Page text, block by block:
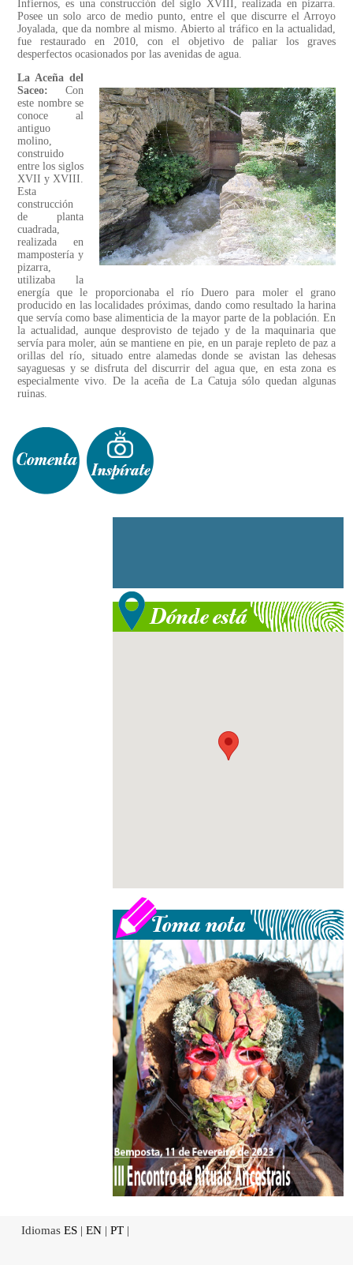
Infiernos, es una construcción del siglo XVIII, realizada en pizarra.
Posee un solo arco de medio punto, entre el que discurre el Arroyo
Joyalada, que da nombre al mismo. Abierto al tráfico en la actualidad,
fue restaurado en 2010, con el objetivo de paliar los graves
desperfectos ocasionados por las avenidas de agua.
La Aceña del
Saceo: Con
este nombre se
conoce al
antiguo
molino,
construido
entre los siglos
XVII y XVIII.
Esta
construcción
de planta
cuadrada,
realizada en
mampostería y
pizarra,
utilizaba la
energía que le proporcionaba el río Duero para moler el grano
producido en las localidades próximas, dando como resultado la harina
que servía como base alimenticia de la mayor parte de la población. En
la actualidad, aunque desprovisto de tejado y de la maquinaria que
servía para moler, aún se mantiene en pie, en un paraje repleto de paz a
orillas del río, situado entre alamedas donde se avistan las dehesas
sayaguesas y se disfruta del discurrir del agua que, en esta zona es
especialmente vivo. De la aceña de La Catuja sólo quedan algunas
ruinas.
Idiomas ES | EN | PT |